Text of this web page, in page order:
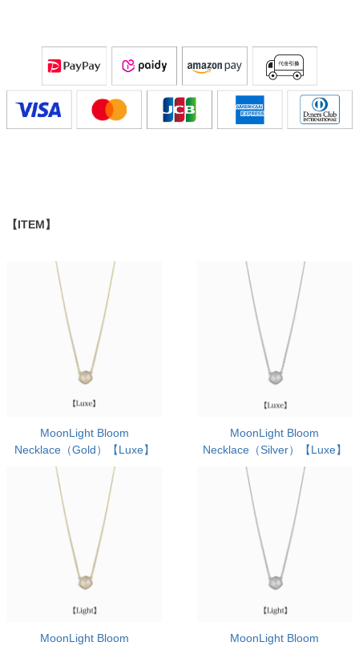
【ITEM】
MoonLight Bloom
Necklace（Gold）【Luxe】
MoonLight Bloom
Necklace（Silver）【Luxe】
MoonLight Bloom
MoonLight Bloom